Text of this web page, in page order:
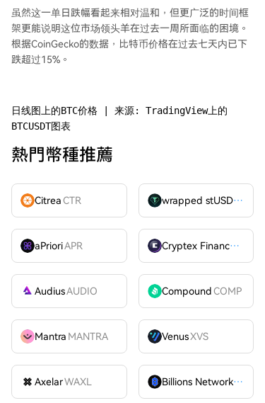
虽然这一单日跌幅看起来相对温和，但更广泛的时间框
架更能说明这位市场领头羊在过去一周所面临的困境。
根据CoinGecko的数据，比特币价格在过去七天内已下
跌超过15%。
日线图上的BTC价格 | 来源: TradingView上的
BTCUSDT图表
熱門幣種推薦
CitreaCTR wrapped stUSDT
aPrioriAPR Cryptex FinanceCTX
AudiusAUDIO CompoundCOMP
Mantra MANTRA VenusXVS
AxelarWAXL Billions Network
BILL